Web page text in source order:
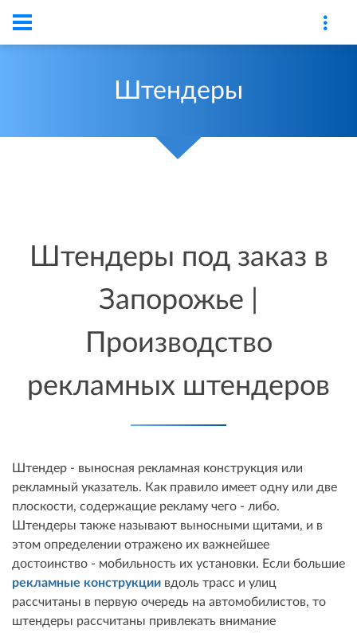
Штендеры
Штендеры под заказ в
Запорожье |
Производство
рекламных штендеров
Штендер - выносная рекламная конструкция или
рекламный указатель. Как правило имеет одну или две
плоскости, содержащие рекламу чего - либо.
Штендеры также называют выносными щитами, и в
этом определении отражено их важнейшее
достоинство - мобильность их установки. Если большие
рекламные конструкции вдоль трасс и улиц
рассчитаны в первую очередь на автомобилистов, то
штендеры рассчитаны привлекать внимание